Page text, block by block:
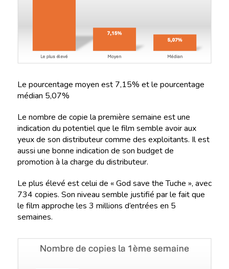
Le pourcentage moyen est 7,15% et le pourcentage
médian 5,07%
Le nombre de copie la première semaine est une
indication du potentiel que le film semble avoir aux
yeux de son distributeur comme des exploitants. Il est
aussi une bonne indication de son budget de
promotion à la charge du distributeur.
Le plus élevé est celui de « God save the Tuche », avec
734 copies. Son niveau semble justifié par le fait que
le film approche les 3 millions d’entrées en 5
semaines.